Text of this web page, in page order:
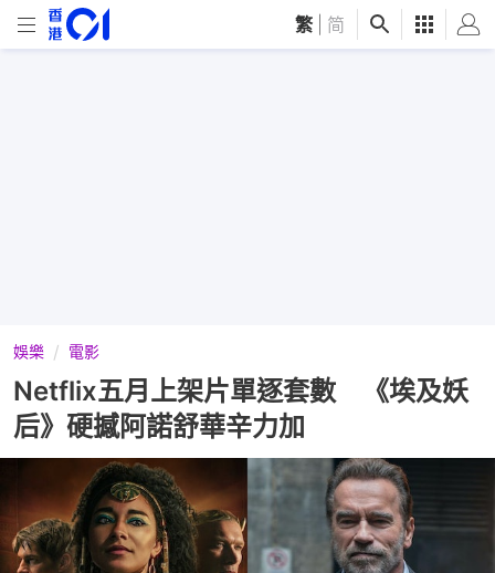
繁 简
娛樂 電影
Netflix五月上架片單逐套數 《埃及妖
后》硬撼阿諾舒華辛力加